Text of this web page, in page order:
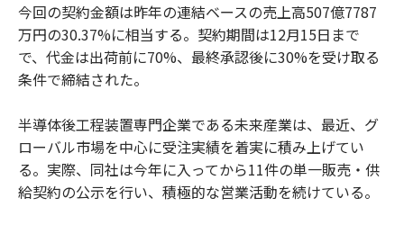
今回の契約金額は昨年の連結ベースの売上高507億7787
万円の30.37%に相当する。契約期間は12月15日まで
で、代金は出荷前に70%、最終承認後に30%を受け取る
条件で締結された。
半導体後工程装置専門企業である未来産業は、最近、グ
ローバル市場を中心に受注実績を着実に積み上げてい
る。実際、同社は今年に入ってから11件の単一販売・供
給契約の公示を行い、積極的な営業活動を続けている。